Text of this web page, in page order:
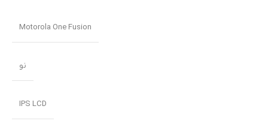
Motorola One Fusion
نو
IPS LCD